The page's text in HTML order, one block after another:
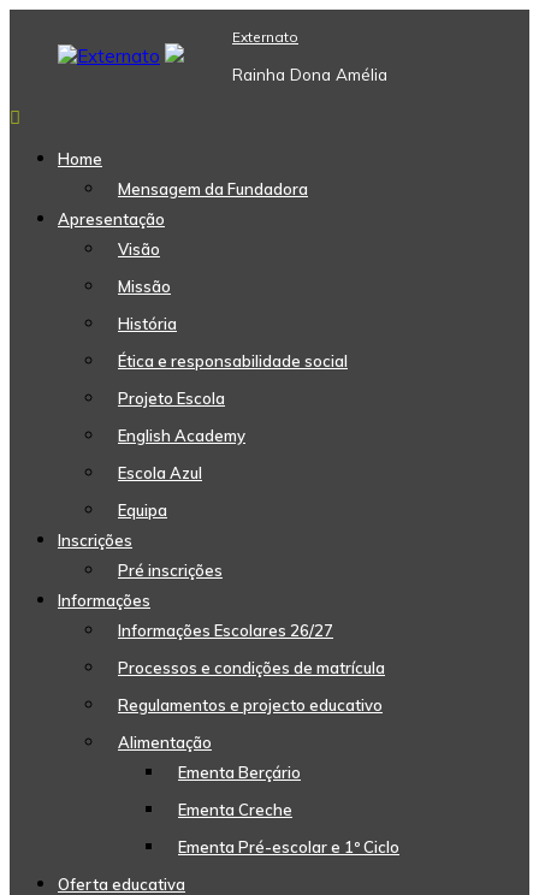
content
Externato
Rainha Dona Amélia
Home
Mensagem da Fundadora
Apresentação
Visão
Missão
História
Ética e responsabilidade social
Projeto Escola
English Academy
Escola Azul
Equipa
Inscrições
Pré inscrições
Informações
Informações Escolares 26/27
Processos e condições de matrícula
Regulamentos e projecto educativo
Alimentação
Ementa Berçário
Ementa Creche
Ementa Pré-escolar e 1º Ciclo
Oferta educativa